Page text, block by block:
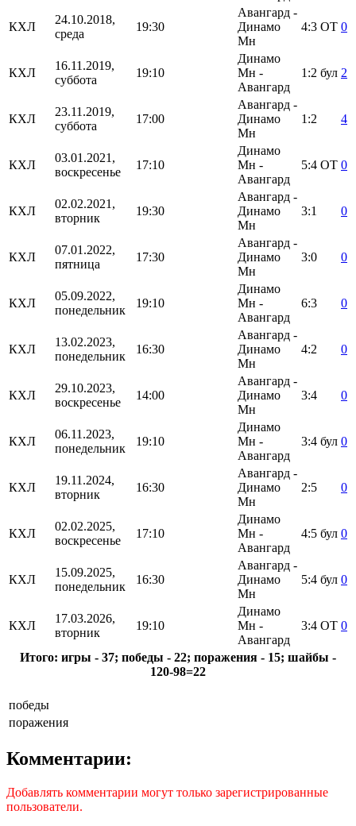
КХЛ
24.10.2018,
среда
19:30
Авангард -
Динамо
Мн
4:3 ОТ 0
КХЛ
16.11.2019,
суббота
19:10
Динамо
Мн -
Авангард
1:2 бул 2
КХЛ
23.11.2019,
суббота
17:00
Авангард -
Динамо
Мн
1:2 4
КХЛ
03.01.2021,
воскресенье
17:10
Динамо
Мн -
Авангард
5:4 ОТ 0
КХЛ
02.02.2021,
вторник
19:30
Авангард -
Динамо
Мн
3:1 0
КХЛ
07.01.2022,
пятница
17:30
Авангард -
Динамо
Мн
3:0 0
КХЛ
05.09.2022,
понедельник
19:10
Динамо
Мн -
Авангард
6:3 0
КХЛ
13.02.2023,
понедельник
16:30
Авангард -
Динамо
Мн
4:2 0
КХЛ
29.10.2023,
воскресенье
14:00
Авангард -
Динамо
Мн
3:4 0
КХЛ
06.11.2023,
понедельник
19:10
Динамо
Мн -
Авангард
3:4 бул 0
КХЛ
19.11.2024,
вторник
16:30
Авангард -
Динамо
Мн
2:5 0
КХЛ
02.02.2025,
воскресенье
17:10
Динамо
Мн -
Авангард
4:5 бул 0
КХЛ
15.09.2025,
понедельник
16:30
Авангард -
Динамо
Мн
5:4 бул 0
КХЛ
17.03.2026,
вторник
19:10
Динамо
Мн -
Авангард
3:4 ОТ 0
Итого: игры - 37; победы - 22; поражения - 15; шайбы -
120-98=22
победы
поражения
Комментарии:
Добавлять комментарии могут только зарегистрированные
пользователи.